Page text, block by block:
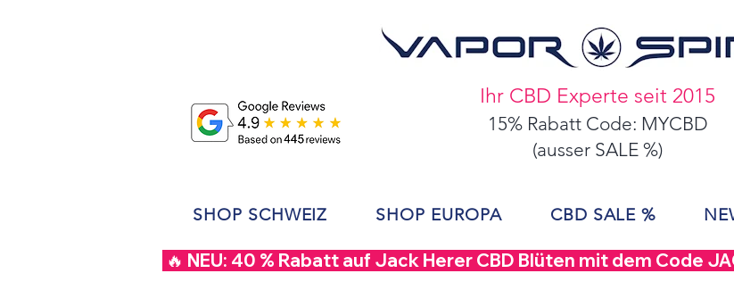
Ihr CBD Experte seit 2015
15% Rabatt Code: MYCBD
(ausser SALE %)
SHOP SCHWEIZ SHOP EUROPA CBD SALE %
🔥 NEU: 40 % Rabatt auf Jack Herer CBD Blüten mit dem Code